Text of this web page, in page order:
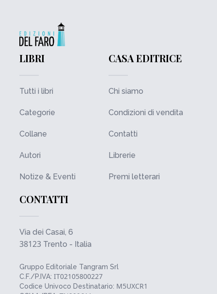
LIBRI
Tutti i libri
Categorie
Collane
Autori
Notize & Eventi
CASA EDITRICE
Chi siamo
Condizioni di vendita
Contatti
Librerie
Premi letterari
CONTATTI
Via dei Casai, 6
38123 Trento - Italia
Gruppo Editoriale Tangram Srl
C.F./P.IVA: IT02105800227
Codice Univoco Destinatario: M5UXCR1